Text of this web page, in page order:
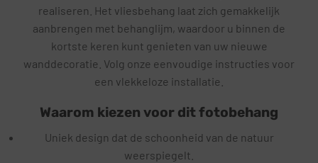
realiseren. Het vliesbehang laat zich gemakkelijk
aanbrengen met behanglijm, waardoor u binnen de
kortste keren kunt genieten van uw nieuwe
wanddecoratie. Volg onze eenvoudige instructies voor
een vlekkeloze installatie.
Waarom kiezen voor dit fotobehang
Uniek design dat de schoonheid van de natuur
weerspiegelt.